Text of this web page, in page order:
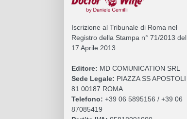
Iscrizione al Tribunale di Roma nel
Registro della Stampa n° 71/2013 del
17 Aprile 2013
Editore: MD COMUNICATION SRL
Sede Legale: PIAZZA SS APOSTOLI
81 00187 ROMA
Telefono: +39 06 5895156 / +39 06
87085419